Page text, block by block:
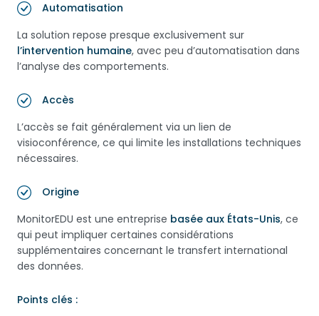
Automatisation
La solution repose presque exclusivement sur
l’intervention humaine, avec peu d’automatisation dans
l’analyse des comportements.
Accès
L’accès se fait généralement via un lien de
visioconférence, ce qui limite les installations techniques
nécessaires.
Origine
MonitorEDU est une entreprise basée aux États-Unis, ce
qui peut impliquer certaines considérations
supplémentaires concernant le transfert international
des données.
Points clés :